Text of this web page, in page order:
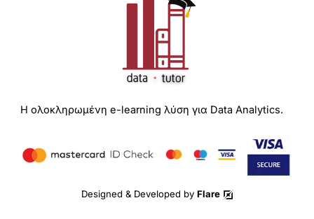
Η ολοκληρωμένη e-learning λύση για Data Analytics.
Designed & Developed by Flare